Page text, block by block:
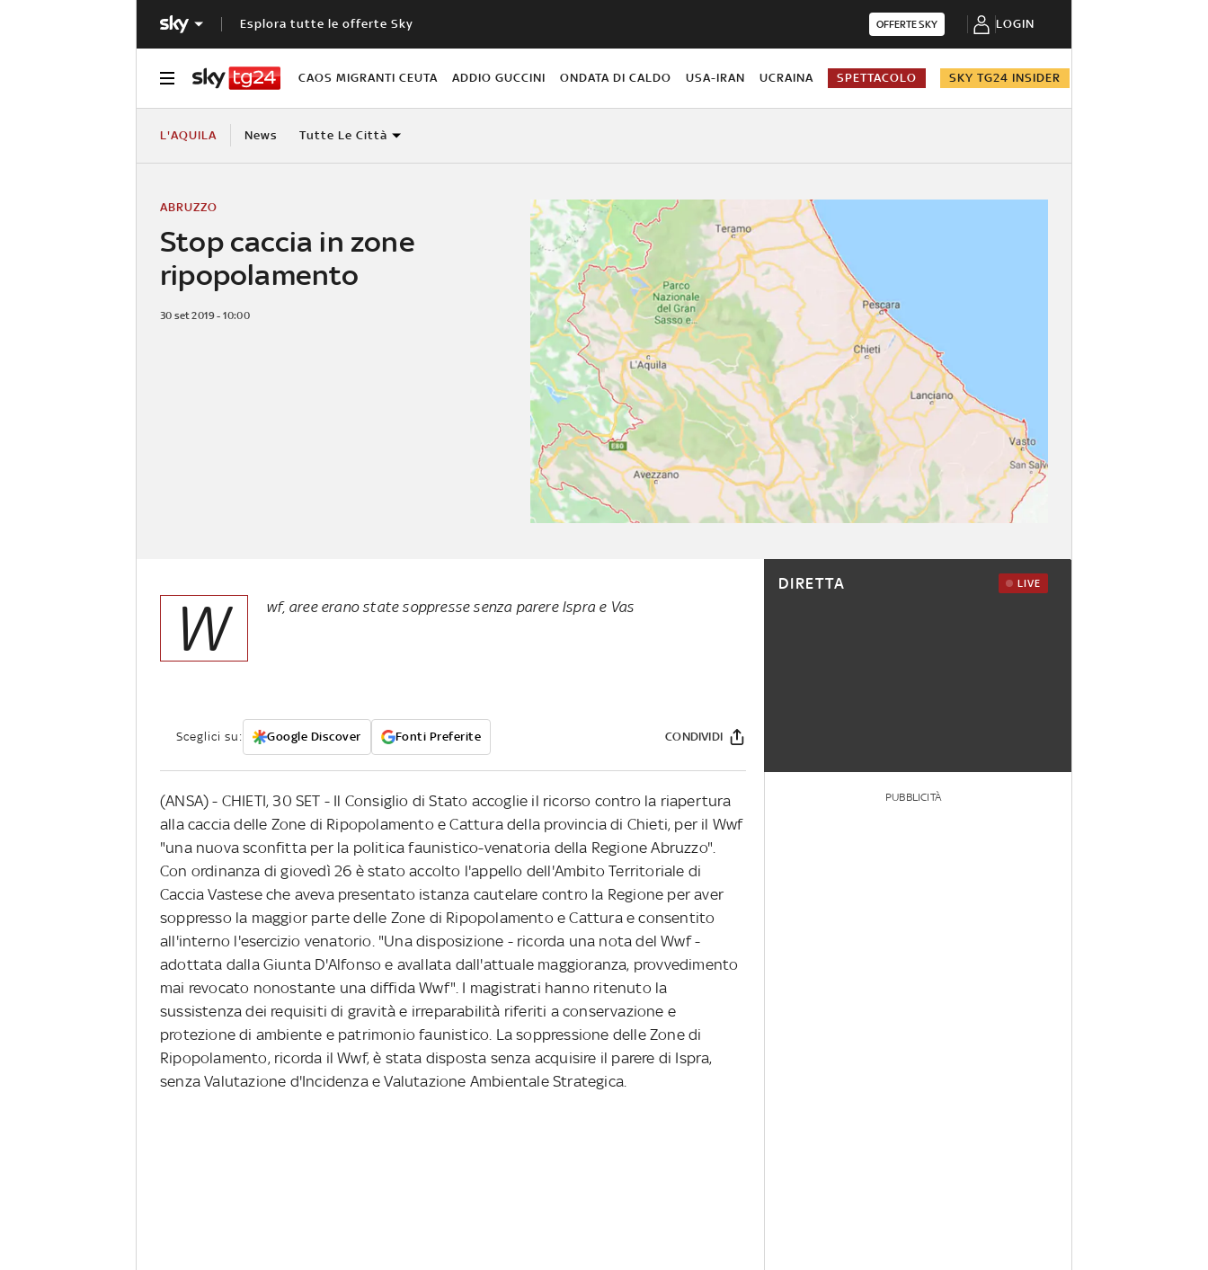
Esplora tutte le offerte Sky OFFERTE SKY LOGIN
CAOS MIGRANTI CEUTA ADDIO GUCCINI ONDATA DI CALDO USA-IRAN UCRAINA SPETTACOLO SKY TG24 INSIDER
L'AQUILA News Tutte Le Città
Stop caccia in zone
ripopolamento
ABRUZZO
30 set 2019 - 10:00
W wf, aree erano state soppresse senza parere Ispra e Vas
Sceglici su: Google Discover Fonti Preferite CONDIVIDI
(ANSA) - CHIETI, 30 SET - Il Consiglio di Stato accoglie il ricorso contro la riapertura
alla caccia delle Zone di Ripopolamento e Cattura della provincia di Chieti, per il Wwf
"una nuova sconfitta per la politica faunistico-venatoria della Regione Abruzzo".
Con ordinanza di giovedì 26 è stato accolto l'appello dell'Ambito Territoriale di
Caccia Vastese che aveva presentato istanza cautelare contro la Regione per aver
soppresso la maggior parte delle Zone di Ripopolamento e Cattura e consentito
all'interno l'esercizio venatorio. "Una disposizione - ricorda una nota del Wwf -
adottata dalla Giunta D'Alfonso e avallata dall'attuale maggioranza, provvedimento
mai revocato nonostante una diffida Wwf". I magistrati hanno ritenuto la
sussistenza dei requisiti di gravità e irreparabilità riferiti a conservazione e
protezione di ambiente e patrimonio faunistico. La soppressione delle Zone di
Ripopolamento, ricorda il Wwf, è stata disposta senza acquisire il parere di Ispra,
senza Valutazione d'Incidenza e Valutazione Ambientale Strategica.
DIRETTA LIVE
PUBBLICITÀ